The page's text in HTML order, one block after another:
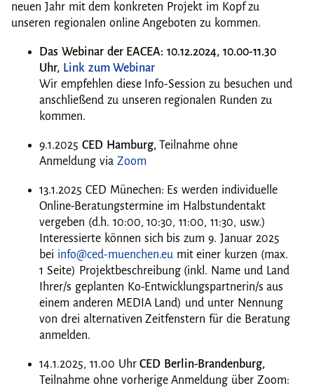
neuen Jahr mit dem konkreten Projekt im Kopf zu
unseren regionalen online Angeboten zu kommen.
Das Webinar der EACEA: 10.12.2024, 10.00-11.30
Uhr, Link zum Webinar
Wir empfehlen diese Info-Session zu besuchen und
anschließend zu unseren regionalen Runden zu
kommen.
9.1.2025 CED Hamburg, Teilnahme ohne
Anmeldung via Zoom
13.1.2025 CED Münechen: Es werden individuelle
Online-Beratungstermine im Halbstundentakt
vergeben (d.h. 10:00, 10:30, 11:00, 11:30, usw.)
Interessierte können sich bis zum 9. Januar 2025
bei info@ced-muenchen.eumit einer kurzen (max.
1 Seite) Projektbeschreibung (inkl. Name und Land
Ihrer/s geplanten Ko-Entwicklungspartnerin/s aus
einem anderen MEDIA Land) und unter Nennung
von drei alternativen Zeitfenstern für die Beratung
anmelden.
14.1.2025, 11.00 UhrCED Berlin-Brandenburg,
Teilnahme ohne vorherige Anmeldung über Zoom: